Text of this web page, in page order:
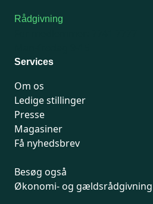
Rådgivning
Services
Om os
Ledige stillinger
Presse
Magasiner
Få nyhedsbrev
Besøg også
Økonomi- og gældsrådgivning